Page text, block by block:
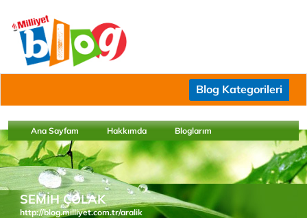
Blog Kategorileri
Ana Sayfam Hakkımda Bloglarım
SEMİH ÇOLAK
http://blog.milliyet.com.tr/aralik